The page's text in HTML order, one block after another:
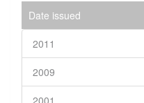
Date issued
2011
2009